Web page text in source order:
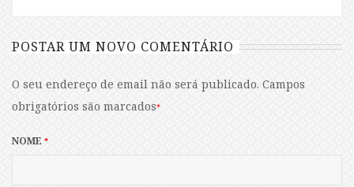
POSTAR UM NOVO COMENTÁRIO
O seu endereço de email não será publicado.Campos
obrigatórios são marcados*
NOME*